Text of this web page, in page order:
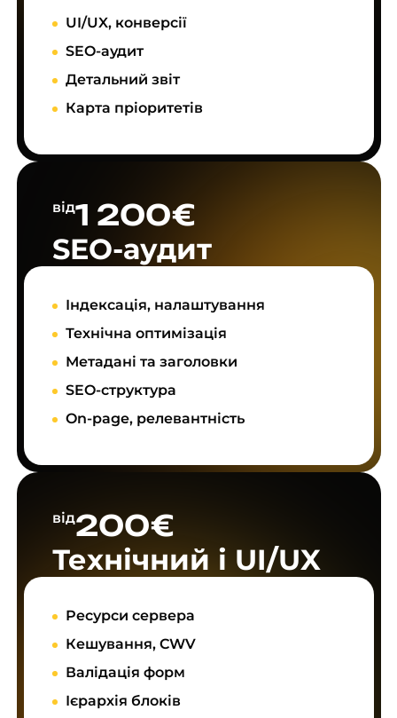
від200€
Технічний і UI/UX
Ресурси сервера
Кешування, CWV
Валідація форм
Ієрархія блоків
UI/UX, конверсії
SEO-аудит
Детальний звіт
Карта пріоритетів
від1 200€
SEO-аудит
Індексація, налаштування
Технічна оптимізація
Метадані та заголовки
SEO-структура
On-page, релевантність